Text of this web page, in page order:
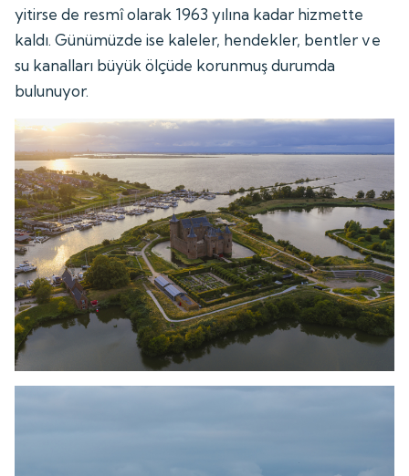
yitirse de resmî olarak 1963 yılına kadar hizmette
kaldı. Günümüzde ise kaleler, hendekler, bentler ve
su kanalları büyük ölçüde korunmuş durumda
bulunuyor.